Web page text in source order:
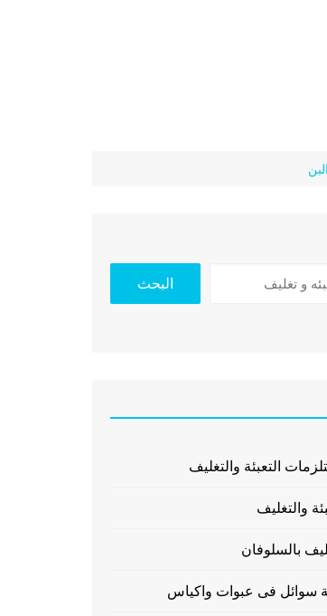
البحث
التعبئة والتغليف
والتغليف
بالسلوفان
سوائل فى عبوات واكياس